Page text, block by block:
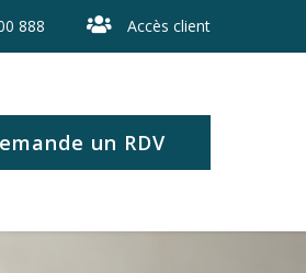
888 Accès client
un RDV